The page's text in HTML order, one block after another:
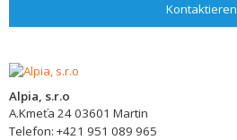
Kontaktieren
Alpia, s.r.o
A.Kmeťa 2403601 Martin
Telefon: +421 951 089 965